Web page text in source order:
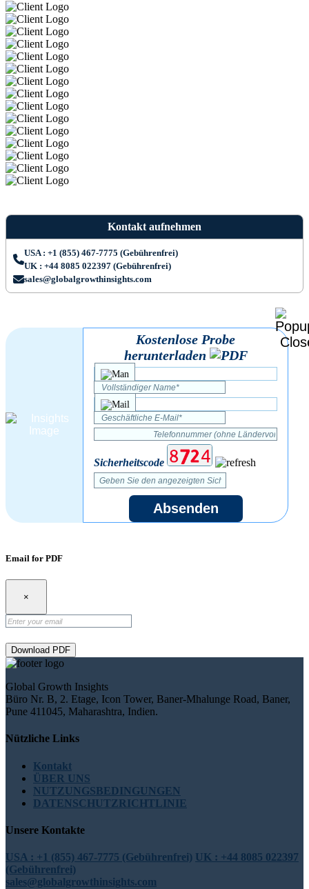
Kontakt aufnehmen
USA : +1 (855) 467-7775 (Gebührenfrei)
UK : +44 8085 022397 (Gebührenfrei)
sales@globalgrowthinsights.com
Kostenlose Probe
herunterladen
Sicherheitscode
Absenden
Email for PDF
×
Download PDF
Global Growth Insights
Büro Nr. B, 2. Etage, Icon Tower, Baner-Mhalunge Road, Baner,
Pune 411045, Maharashtra, Indien.
Nützliche Links
Kontakt
ÜBER UNS
NUTZUNGSBEDINGUNGEN
DATENSCHUTZRICHTLINIE
Unsere Kontakte
USA : +1 (855) 467-7775 (Gebührenfrei) UK : +44 8085 022397
(Gebührenfrei)
sales@globalgrowthinsights.com